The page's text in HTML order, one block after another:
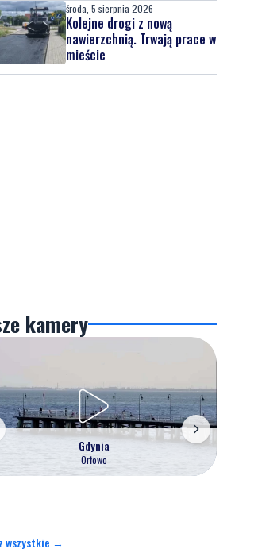
środa, 5 sierpnia 2026
Kolejne drogi z nową
nawierzchnią. Trwają prace w
mieście
kamery
Gdynia
Orłowo
wszystkie →